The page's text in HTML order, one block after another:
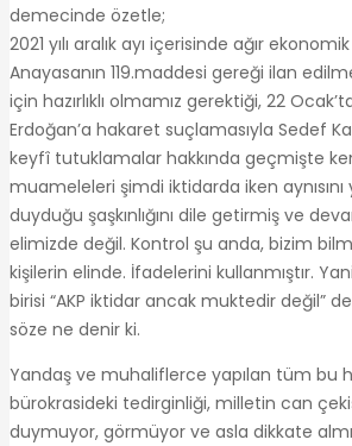
demecinde özetle;
2021 yılı aralık ayı içerisinde ağır
Anayasanın 119.maddesi gereği ilan
için hazırlıklı olmamız gerektiği, 22
Erdoğan’a hakaret suçlamasıyla Sedef
keyfî tutuklamalar hakkında geçmişte
muameleleri şimdi iktidarda iken aynısını
duyduğu şaşkınlığını dile getirmiş ve
elimizde değil. Kontrol şu anda, bizim
kişilerin elinde. İfadelerini kullanmıştır.
birisi “AKP iktidar ancak muktedir değil”
söze ne denir ki.
Yandaş ve muhaliflerce yapılan tüm bu
bürokrasideki tedirginliği, milletin can
duymuyor, görmüyor ve asla dikkate